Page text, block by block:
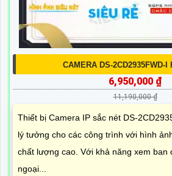
CAMERA DS-2CD2935FWD-I
6,950,000 ₫
11,190,000 ₫
Thiết bị Camera IP sắc nét DS-
lý tưởng cho các công trình với hình
chất lượng cao. Với khả năng xem ban
ngoại...